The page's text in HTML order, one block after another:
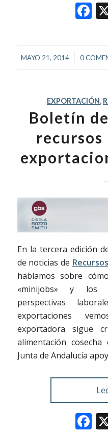
MAYO 21, 2014
/ 0
EXPORTACIÓN,
Boletín
recursos
En la tercera edición
de noticias de
hablamos sobre
«minijobs» y los
perspectivas
exportaciones
exportadora sigue
alimentación
Junta de Andalucía